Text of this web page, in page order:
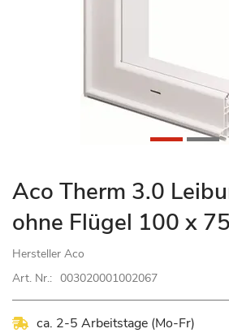
Zum
Anfang
der
springen
Aco Therm 3.0
ohne Flügel 100 x
Hersteller Aco
Art. Nr.: 003020001002067
ca. 2-5 Arbeitstage (Mo-Fr)